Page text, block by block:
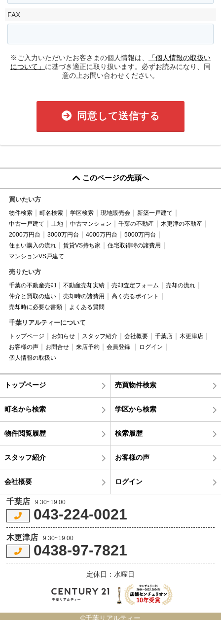
FAX
※ご入力いただいたお客さまの個人情報は、
「個人情報の取扱い
について」 に基づき適正に取り扱います。必ずお読みになり、同
意の上お問い合わせください。
同意して送信する
このページの先頭へ
買いたい方
物件検索 町名検索 学区検索 現地販売会
新築一戸建て
中古一戸建て
土地 中古マンション 千葉の不動産
木更津の不動産
2000万円台
3000万円台 4000万円台
5000万円台
住まい購入の流れ
賃貸VS持ち家
住宅取得時の諸費用
マンションVS戸建て
売りたい方
千葉の不動産売却 不動産売却実績 売却査定フォーム
売却の流れ
仲介と買取の違い
売却時の諸費用
高く売るポイント
売却時に必要な書類
よくある質問
千葉リアルティーについて
トップページ お知らせ スタッフ紹介 会社概要 千葉店
木更津店
お客様の声
お問合せ 来店予約 会員登録
ログイン
個人情報の取扱い
トップページ 売買物件検索
町名から検索 学区から検索
物件閲覧履歴 検索履歴
スタッフ紹介 お客様の声
会社概要 ログイン
千葉店 9:30~19:00
043-224-0021
木更津店 9:30~19:00
0438-97-7821
定休日：水曜日
©千葉リアルティー